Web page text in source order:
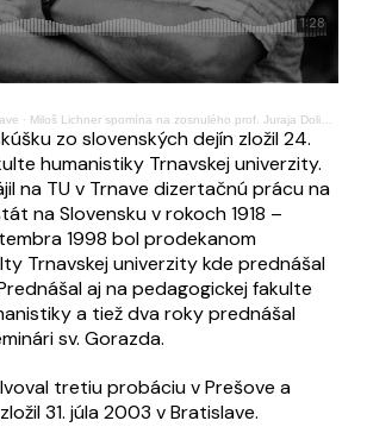
· Miloš Lichner spomína na zosnulého prof. Juraja Dolinského SJ
zo slovenských dejín zložil 24.
humanistiky Trnavskej univerzity.
na TU v Trnave dizertačnú prácu na
na Slovensku v rokoch 1918 –
1998 bol prodekanom
Trnavskej univerzity kde prednášal
aj na pedagogickej fakulte
a tiež dva roky prednášal
sv. Gorazda.
tretiu probáciu v Prešove a
31. júla 2003 v Bratislave.